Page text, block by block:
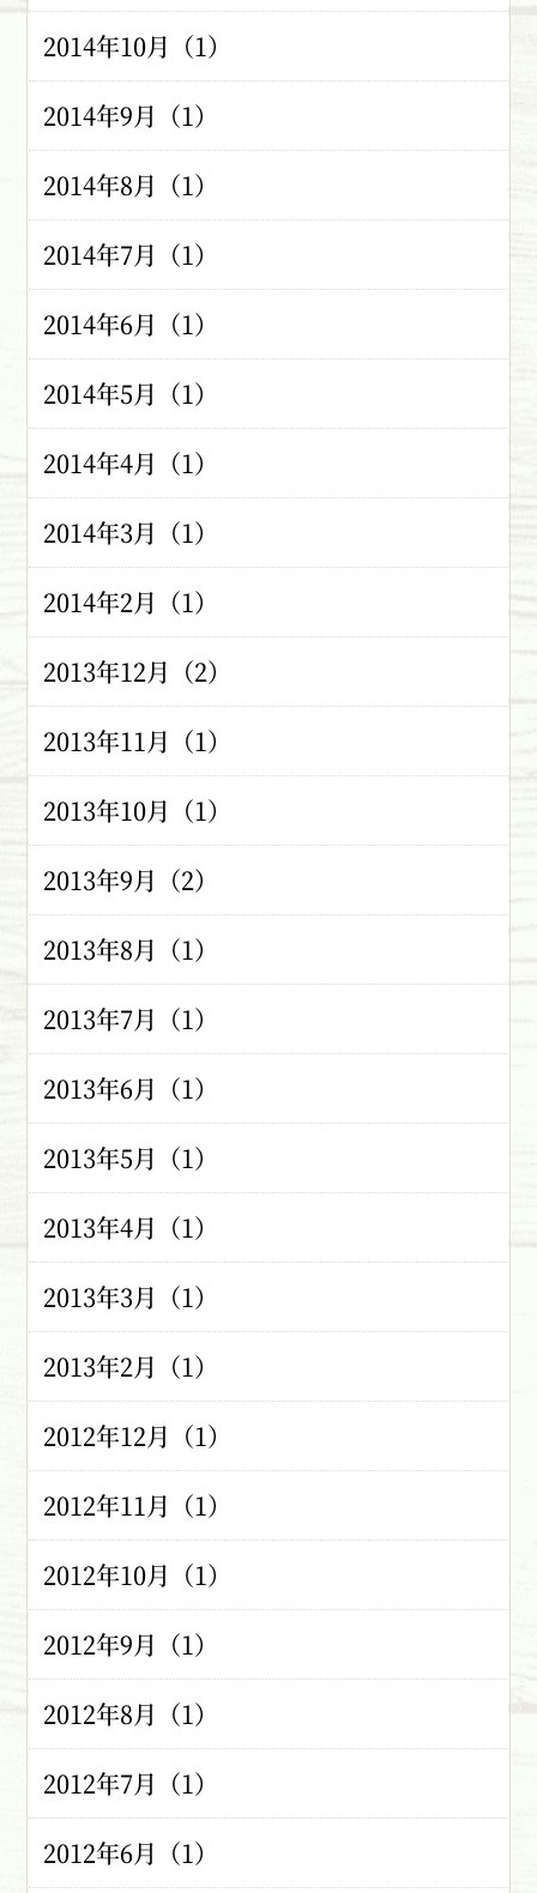
2014年10月（1）
2014年9月（1）
2014年8月（1）
2014年7月（1）
2014年6月（1）
2014年5月（1）
2014年4月（1）
2014年3月（1）
2014年2月（1）
2013年12月（2）
2013年11月（1）
2013年10月（1）
2013年9月（2）
2013年8月（1）
2013年7月（1）
2013年6月（1）
2013年5月（1）
2013年4月（1）
2013年3月（1）
2013年2月（1）
2012年12月（1）
2012年11月（1）
2012年10月（1）
2012年9月（1）
2012年8月（1）
2012年7月（1）
2012年6月（1）